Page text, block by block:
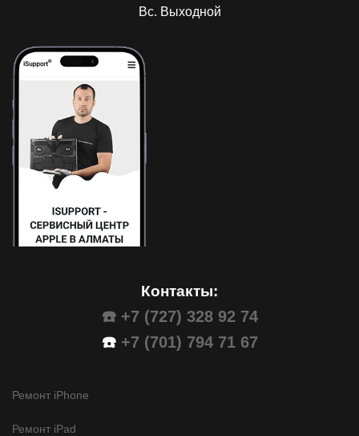
Вс. Выходной
Контакты:
☎️ +7 (727) 328 92 74
☎️ +7 (701) 794 71 67
Ремонт iPhone
Ремонт iPad